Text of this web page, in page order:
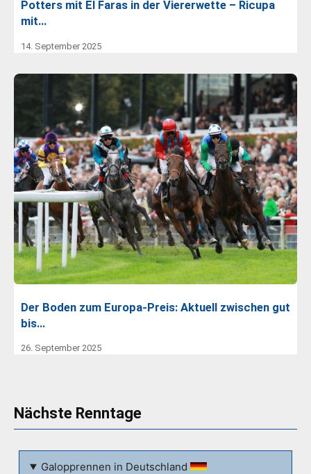
Potters mit El Faras in der Viererwette – Ricupa
mit…
14. September 2025
Der Boden zum Europa-Preis: Aktuell zwischen gut
bis…
26. September 2025
Nächste Renntage
Galopprennen in Deutschland